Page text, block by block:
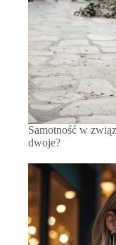
Samotność w
dwoje?